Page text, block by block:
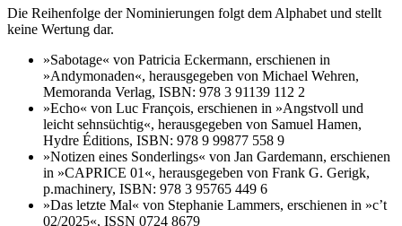
Die Reihenfolge der Nominierungen folgt dem Alphabet und stellt
keine Wertung dar.
»Sabotage« von Patricia Eckermann, erschienen in
»Andymonaden«, herausgegeben von Michael Wehren,
Memoranda Verlag, ISBN: 978 3 91139 112 2
»Echo« von Luc François, erschienen in »Angstvoll und
leicht sehnsüchtig«, herausgegeben von Samuel Hamen,
Hydre Éditions, ISBN: 978 9 99877 558 9
»Notizen eines Sonderlings« von Jan Gardemann, erschienen
in »CAPRICE 01«, herausgegeben von Frank G. Gerigk,
p.machinery, ISBN: 978 3 95765 449 6
»Das letzte Mal« von Stephanie Lammers, erschienen in »c’t
02/2025«, ISSN 0724 8679